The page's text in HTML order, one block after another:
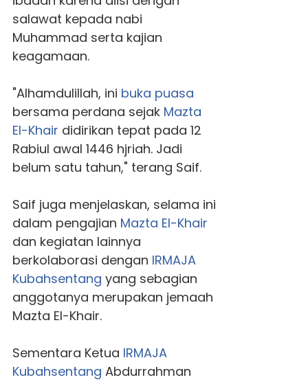
salawat kepada nabi
Muhammad serta kajian
keagamaan.
"Alhamdulillah, ini buka puasa
bersama perdana sejak Mazta
El-Khair didirikan tepat pada 12
Rabiul awal 1446 hjriah. Jadi
belum satu tahun," terang Saif.
Saif juga menjelaskan, selama ini
dalam pengajian Mazta El-Khair
dan kegiatan lainnya
berkolaborasi dengan IRMAJA
Kubahsentang yang sebagian
anggotanya merupakan jemaah
Mazta El-Khair.
Sementara Ketua IRMAJA
Kubahsentang Abdurrahman